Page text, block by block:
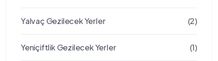
Yalvaç Gezilecek Yerler (2)
Yeniçiftlik Gezilecek Yerler (1)